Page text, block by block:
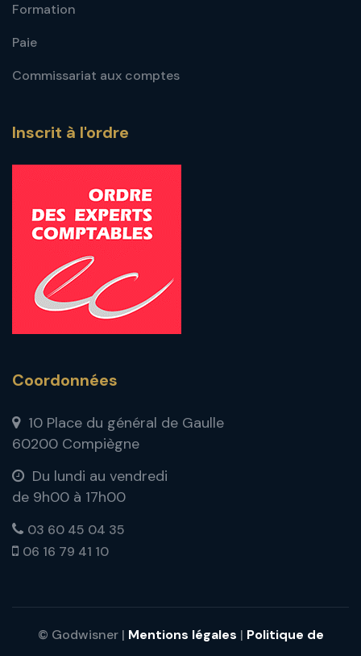
Formation
Paie
Commissariat aux comptes
Inscrit à l'ordre
Coordonnées
10 Place du général de Gaulle
60200 Compiègne
Du lundi au vendredi
de 9h00 à 17h00
03 60 45 04 35
06 16 79 41 10
© Godwisner | Mentions légales | Politique de